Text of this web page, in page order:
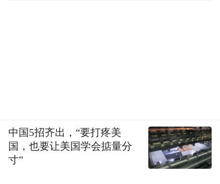
中国5招齐出，“要打疼美
国，也要让美国学会掂量分
寸”